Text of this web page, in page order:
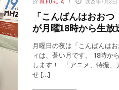
BY M.FURUTA 2022年7月3日
「こんばんはおお
が月曜18時から生放
月曜日の夜は「こんばんは
ィは、蒼い月です。 18時か
します！ 「アニメ、特撮、
せ […]